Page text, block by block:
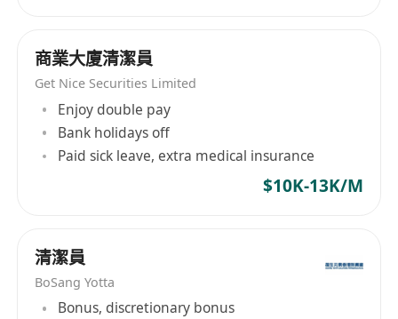
商業大廈清潔員
Get Nice Securities Limited
Enjoy double pay
Bank holidays off
Paid sick leave, extra medical insurance
$10K-13K/M
清潔員
BoSang Yotta
Bonus, discretionary bonus